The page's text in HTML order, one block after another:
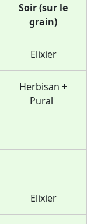
Soir (sur le
grain)
Elixier
Herbisan +
Pural+
Elixier